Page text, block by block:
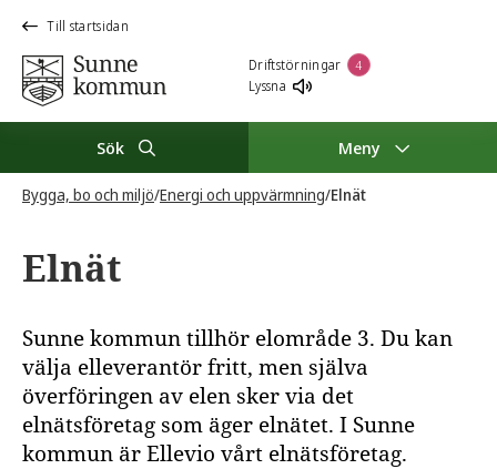
Till startsidan
Driftstörningar 4
Lyssna
Sök Meny
Bygga, bo och miljö/Energi och uppvärmning/Elnät
Elnät
Sunne kommun tillhör elområde 3. Du kan
välja elleverantör fritt, men själva
överföringen av elen sker via det
elnätsföretag som äger elnätet. I Sunne
kommun är Ellevio vårt elnätsföretag.